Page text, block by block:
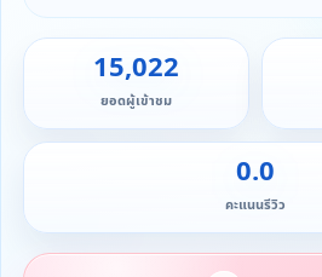
15,022
ยอดผู้เข้าชม
0.0
คะแนนรีวิว